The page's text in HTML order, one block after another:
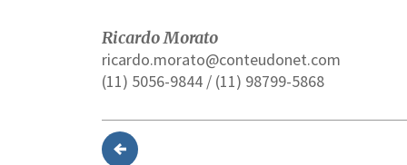
Ricardo Morato
ricardo.morato@conteudonet.com
(11) 5056-9844 / (11) 98799-5868